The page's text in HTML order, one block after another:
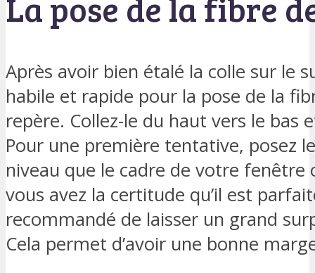
Après avoir bien étalé la colle sur le
habile et rapide pour la pose de la
repère. Collez-le du haut vers le bas
Pour une première tentative, posez
niveau que le cadre de votre
vous avez la certitude qu’il est
recommandé de laisser un grand
Cela permet d’avoir une bonne